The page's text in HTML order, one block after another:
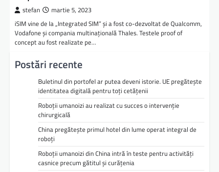
stefan martie 5, 2023
iSIM vine de la „Integrated SIM” şi a fost co-dezvoltat de Qualcomm,
Vodafone şi compania multinaţională Thales. Testele proof of
concept au fost realizate pe…
Postări recente
Buletinul din portofel ar putea deveni istorie. UE pregătește
identitatea digitală pentru toți cetățenii
Roboții umanoizi au realizat cu succes o intervenție
chirurgicală
China pregătește primul hotel din lume operat integral de
roboți
Roboții umanoizi din China intră în teste pentru activități
casnice precum gătitul și curățenia